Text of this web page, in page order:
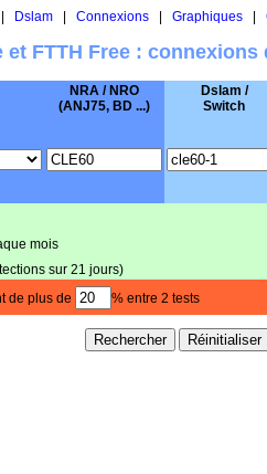
Dslam| Connexions| Graphiques|
et FTTH Free : connexions
NRA / NRO
(ANJ75, BD ...)
Dslam /
Switch
mois
sur 21 jours)
de plus de % entre 2 tests